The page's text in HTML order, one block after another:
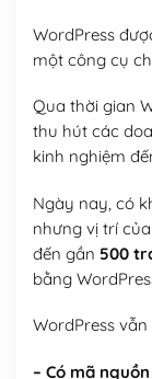
WordPress
một công cụ
Qua thời gian
thu hút các
kinh nghiệm
Ngày nay, có
nhưng vị trí
đến gần 500
bằng
WordPress
– Có mã nguồn